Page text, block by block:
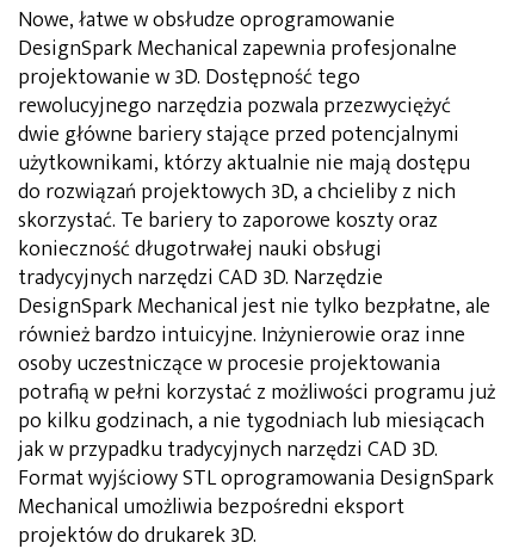
Nowe, łatwe w obsłudze oprogramowanie
DesignSpark Mechanical zapewnia profesjonalne
projektowanie w 3D. Dostępność tego
rewolucyjnego narzędzia pozwala przezwyciężyć
dwie główne bariery stające przed potencjalnymi
użytkownikami, którzy aktualnie nie mają dostępu
do rozwiązań projektowych 3D, a chcieliby z nich
skorzystać. Te bariery to zaporowe koszty oraz
konieczność długotrwałej nauki obsługi
tradycyjnych narzędzi CAD 3D. Narzędzie
DesignSpark Mechanical jest nie tylko bezpłatne, ale
również bardzo intuicyjne. Inżynierowie oraz inne
osoby uczestniczące w procesie projektowania
potrafią w pełni korzystać z możliwości programu już
po kilku godzinach, a nie tygodniach lub miesiącach
jak w przypadku tradycyjnych narzędzi CAD 3D.
Format wyjściowy STL oprogramowania DesignSpark
Mechanical umożliwia bezpośredni eksport
projektów do drukarek 3D.